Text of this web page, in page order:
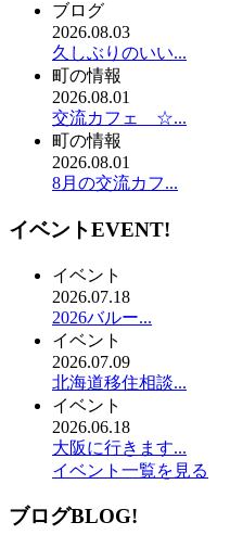
ブログ
2026.08.03
久しぶりのいい...
町の情報
2026.08.01
交流カフェ ☆...
町の情報
2026.08.01
8月の交流カフ...
イベントEVENT!
イベント
2026.07.18
2026バルー...
イベント
2026.07.09
北海道移住相談...
イベント
2026.06.18
大阪に行きます...
イベント一覧を見る
ブログBLOG!